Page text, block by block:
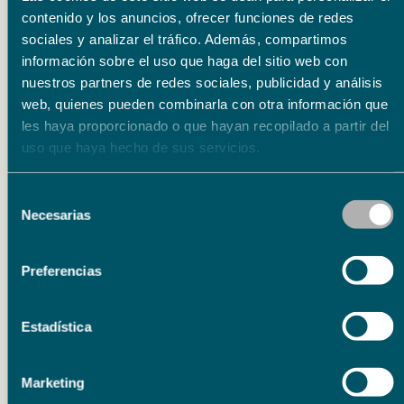
contenido y los anuncios, ofrecer funciones de redes
sociales y analizar el tráfico. Además, compartimos
información sobre el uso que haga del sitio web con
nuestros partners de redes sociales, publicidad y análisis
web, quienes pueden combinarla con otra información que
les haya proporcionado o que hayan recopilado a partir del
uso que haya hecho de sus servicios.
Necesarias
Preferencias
Estadística
Marketing
Eventos relacionados
Literatura
15.09.26
15.09.26
Presentación del libro ‘Poema de horas bajas’ de
Carmen Corcelles
Literatura
10.09.26
Presentación del libro ‘Historia de un cantaor’ de